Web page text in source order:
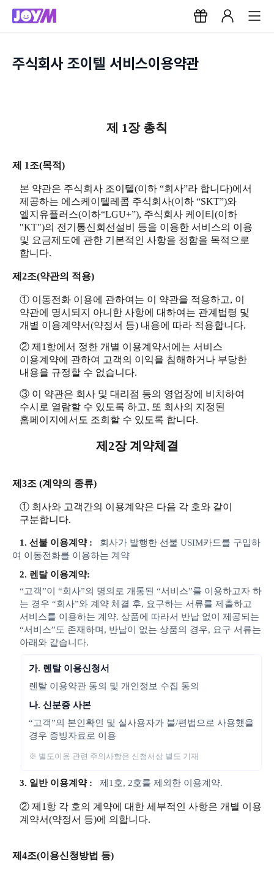
주식회사 조이텔 서비스이용약관
제 1장 총칙
제 1조(목적)
본 약관은 주식회사 조이텔(이하 “회사”라 합니다)에서
제공하는 에스케이텔레콤 주식회사(이하 “SKT”)와
엘지유플러스(이하“LGU+”), 주식회사 케이티(이하
"KT")의 전기통신회선설비 등을 이용한 서비스의 이용
및 요금제도에 관한 기본적인 사항을 정함을 목적으로
합니다.
제2조(약관의 적용)
① 이동전화 이용에 관하여는 이 약관을 적용하고, 이
약관에 명시되지 아니한 사항에 대하여는 관계법령 및
개별 이용계약서(약정서 등) 내용에 따라 적용합니다.
② 제1항에서 정한 개별 이용계약서에는 서비스
이용계약에 관하여 고객의 이익을 침해하거나 부당한
내용을 규정할 수 없습니다.
③ 이 약관은 회사 및 대리점 등의 영업장에 비치하여
수시로 열람할 수 있도록 하고, 또 회사의 지정된
홈페이지에서도 조회할 수 있도록 합니다.
제2장 계약체결
제3조 (계약의 종류)
① 회사와 고객간의 이용계약은 다음 각 호와 같이
구분합니다.
1. 선불 이용계약 :
회사가 발행한 선불 USIM카드를 구입하
여 이동전화를 이용하는 계약
2. 렌탈 이용계약:
“고객”이 “회사”의 명의로 개통된 “서비스”를 이용하고자 하
는 경우 “회사”와 계약 체결 후, 요구하는 서류를 제출하고
서비스를 이용하는 계약. 상품에 따라서 반납 없이 제공되는
“서비스”도 존재하며, 반납이 없는 상품의 경우, 요구 서류는
아래와 같습니다.
가. 렌탈 이용신청서
렌탈 이용약관 동의 및 개인정보 수집 동의
나. 신분증 사본
“고객”의 본인확인 및 실사용자가 불/편법으로 사용했을
경우 증빙자료로 이용
※ 별도이용 관련 주의사항은 신청서상 별도 기재
3. 일반 이용계약 : 제1호, 2호를 제외한 이용계약.
② 제1항 각 호의 계약에 대한 세부적인 사항은 개별 이용
계약서(약정서 등)에 의합니다.
제4조(이용신청방법 등)